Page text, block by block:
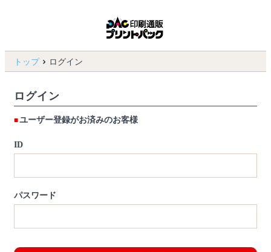
トップ ログイン
ログイン
ユーザー登録がお済みのお客様
ID
パスワード